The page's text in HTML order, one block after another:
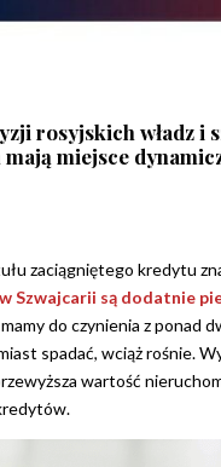
rosyjskich władz i
miejsce
zaciągniętego kredytu
Szwajcarii są dodatnie
do czynienia z ponad
spadać, wciąż rośnie.
wartość